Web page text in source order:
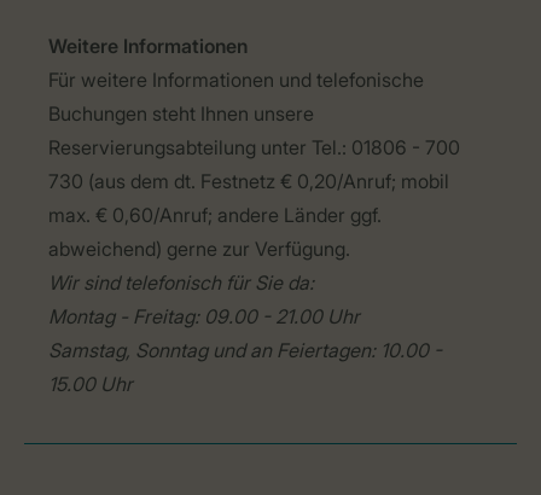
Weitere Informationen
Für weitere Informationen und telefonische
Buchungen steht Ihnen unsere
Reservierungsabteilung unter Tel.: 01806 - 700
730 (aus dem dt. Festnetz € 0,20/Anruf; mobil
max. € 0,60/Anruf; andere Länder ggf.
abweichend) gerne zur Verfügung.
Wir sind telefonisch für Sie da:
Montag - Freitag: 09.00 - 21.00 Uhr
Samstag, Sonntag und an Feiertagen: 10.00 -
15.00 Uhr